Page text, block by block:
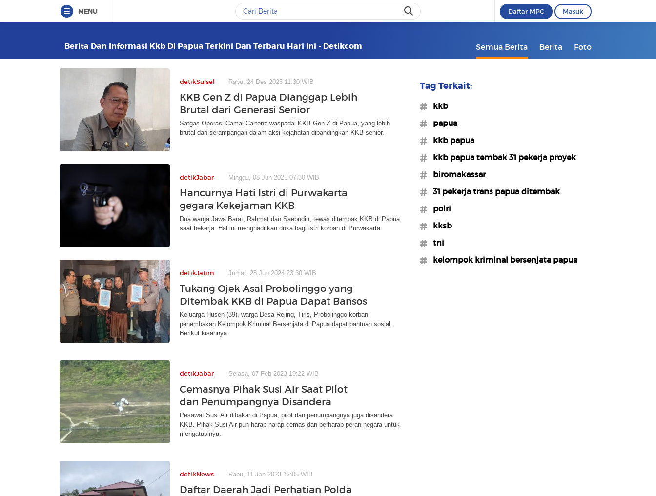
MENU Daftar MPC Masuk
Berita Dan Informasi Kkb Di Papua Terkini Dan Terbaru Hari Ini - Detikcom Semua Berita Berita Foto
detikSulsel Rabu, 24 Des 2025 11:30 WIB
KKB Gen Z di Papua Dianggap Lebih
Brutal dari Generasi Senior
Satgas Operasi Camai Cartenz waspadai KKB Gen Z di Papua, yang lebih
brutal dan serampangan dalam aksi kejahatan dibandingkan KKB senior.
detikJabar Minggu, 08 Jun 2025 07:30 WIB
Hancurnya Hati Istri di Purwakarta
gegara Kekejaman KKB
Dua warga Jawa Barat, Rahmat dan Saepudin, tewas ditembak KKB di Papua
saat bekerja. Hal ini menghadirkan duka bagi istri korban di Purwakarta.
detikJatim Jumat, 28 Jun 2024 23:30 WIB
Tukang Ojek Asal Probolinggo yang
Ditembak KKB di Papua Dapat Bansos
Keluarga Husen (39), warga Desa Rejing, Tiris, Probolinggo korban
penembakan Kelompok Kriminal Bersenjata di Papua dapat bantuan sosial.
Berikut kisahnya..
detikJabar Selasa, 07 Feb 2023 19:22 WIB
Cemasnya Pihak Susi Air Saat Pilot
dan Penumpangnya Disandera
Pesawat Susi Air dibakar di Papua, pilot dan penumpangnya juga disandera
KKB. Pihak Susi Air pun harap-harap cemas dan berharap peran negara untuk
mengatasinya.
detikNews Rabu, 11 Jan 2023 12:05 WIB
Daftar Daerah Jadi Perhatian Polda
Tag Terkait:
#kkb
#papua
#kkb papua
#kkb papua tembak 31 pekerja proyek
#biromakassar
#31 pekerja trans papua ditembak
#polri
#kksb
#tni
#kelompok kriminal bersenjata papua